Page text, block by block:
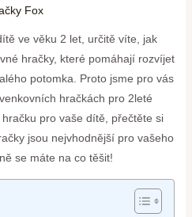
Fox
ve věku 2 let, určitě víte, jak
hračky, které pomáhají rozvíjet
potomka. Proto jsme pro vás
hračkách pro 2leté
pro vaše dítě, přečtěte si
jsou nejvhodnější pro vašeho
se máte na co těšit!